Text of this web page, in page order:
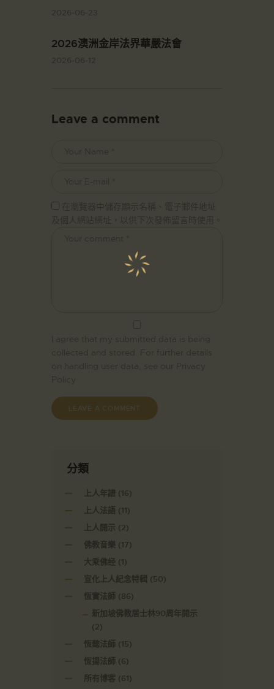
2026澳洲金岸法界華嚴法會
Leave a comment
分類
上人年譜 (16)
上人法語 (11)
上人開示 (2)
佛教音樂 (17)
大乘佛经 (1)
宣化上人紀念特輯 (50)
恆實法師 (86)
新加坡佛教居士林90周年開示
(2)
恆懿法師 (15)
恆揚法師 (6)
所有博客 (61)